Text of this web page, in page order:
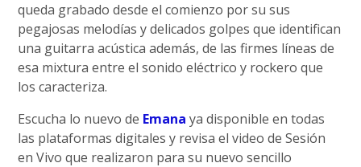
queda grabado desde el comienzo por su sus
pegajosas melodías y delicados golpes que identifican
una guitarra acústica además, de las firmes líneas de
esa mixtura entre el sonido eléctrico y rockero que
los caracteriza.
Escucha lo nuevo de Emana ya disponible en todas
las plataformas digitales y revisa el video de Sesión
en Vivo que realizaron para su nuevo sencillo